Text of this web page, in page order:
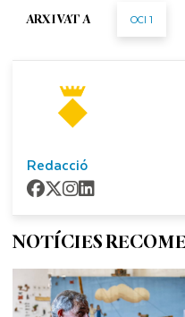
ARXIVAT A OCI 1
Redacció
NOTÍCIES